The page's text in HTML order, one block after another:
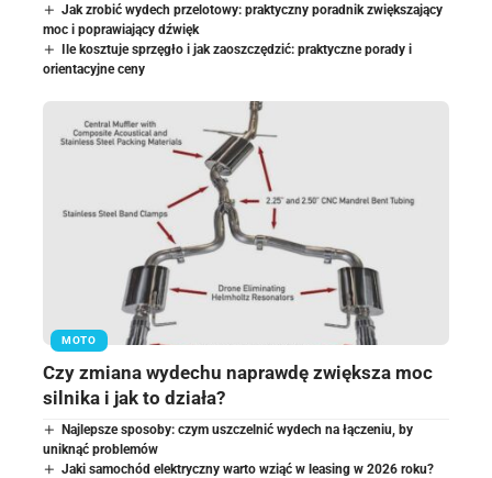
Jak zrobić wydech przelotowy: praktyczny poradnik zwiększający
moc i poprawiający dźwięk
Ile kosztuje sprzęgło i jak zaoszczędzić: praktyczne porady i
orientacyjne ceny
MOTO
Czy zmiana wydechu naprawdę zwiększa moc
silnika i jak to działa?
Najlepsze sposoby: czym uszczelnić wydech na łączeniu, by
uniknąć problemów
Jaki samochód elektryczny warto wziąć w leasing w 2026 roku?